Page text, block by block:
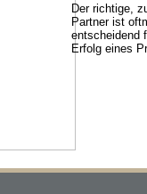
Der richtige,
Partner ist
entscheidend
Erfolg eines